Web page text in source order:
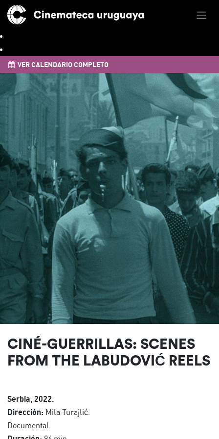
VER CALENDARIO COMPLETO
CINÉ-GUERRILLAS: SCENES
FROM THE LABUDOVIĆ REELS
Serbia, 2022.
Dirección: Mila Turajlić.
Documental